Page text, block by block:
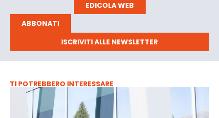
EDICOLA WEB
ABBONATI
ISCRIVITI ALLE NEWSLETTER
TI POTREBBERO INTERESSARE